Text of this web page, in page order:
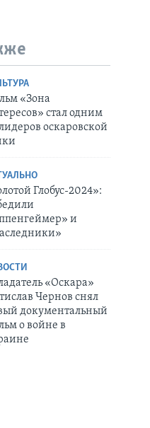
«Зона
стал одним
оскаровской
Глобус-2024»:
и
«Оскара»
Чернов снял
документальный
о войне в